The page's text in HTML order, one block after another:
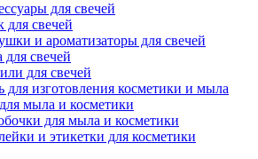
для свечей
для свечей
и ароматизаторы для свечей
для свечей
для свечей
для изготовления косметики и мыла
мыла и косметики
для мыла и косметики
и этикетки для косметики